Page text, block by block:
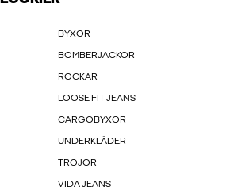
BYXOR
BOMBERJACKOR
ROCKAR
LOOSE FIT JEANS
CARGOBYXOR
UNDERKLÄDER
TRÖJOR
VIDA JEANS